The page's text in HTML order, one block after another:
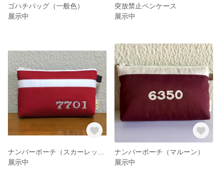
ゴハチバッグ（一般色）
展示中
突放禁止ペンケース
展示中
展示中
ナンバーポーチ（マルーン）
展示中